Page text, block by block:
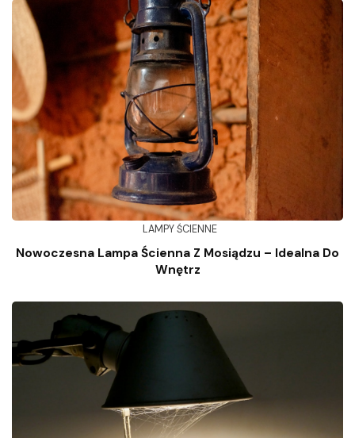
LAMPY ŚCIENNE
Nowoczesna Lampa Ścienna Z Mosiądzu – Idealna Do
Wnętrz